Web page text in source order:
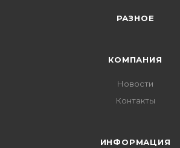
РАЗНОЕ
КОМПАНИЯ
Новости
Контакты
ИНФОРМАЦИЯ